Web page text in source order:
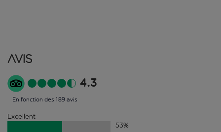
Avis
4.3
En fonction des 189 avis
Excellent
53%